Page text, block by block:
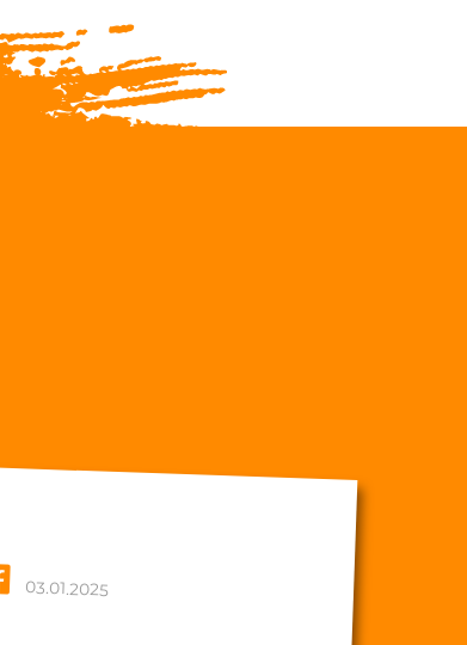
03.01.2025